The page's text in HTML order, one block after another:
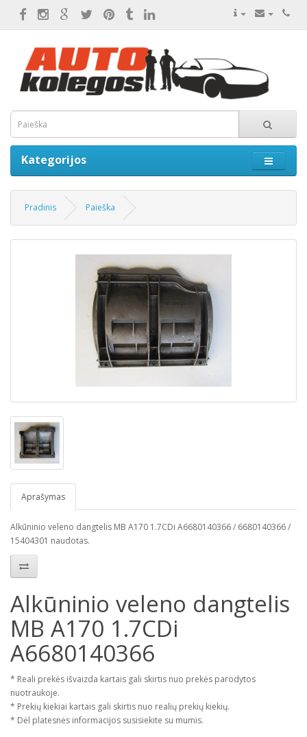
Kategorijos
Pradinis Paieška
Aprašymas
Alkūninio veleno dangtelis MB A170 1.7CDi A6680140366 / 6680140366 /
15404301 naudotas.
Alkūninio veleno dangtelis
MB A170 1.7CDi
A6680140366
* Reali prekės išvaizda kartais gali skirtis nuo prekės parodytos
nuotraukoje.
* Prekių kiekiai kartais gali skirtis nuo realių prekių kiekių.
* Dėl platesnės informacijos susisiekite su mumis.